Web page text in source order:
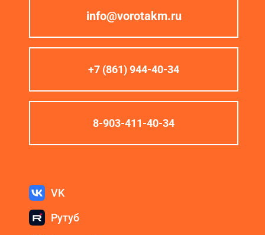
info@vorotakm.ru
+7 (861) 944-40-34
8-903-411-40-34
VK
Рутуб